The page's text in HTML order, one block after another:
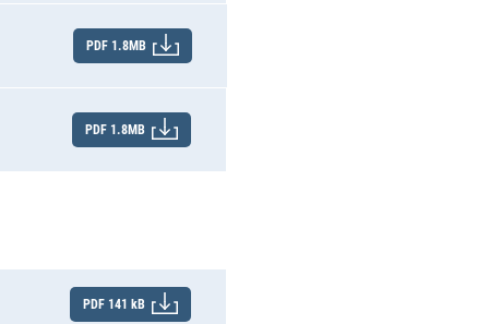
PDF 1.8MB
PDF 1.8MB
PDF 141 kB